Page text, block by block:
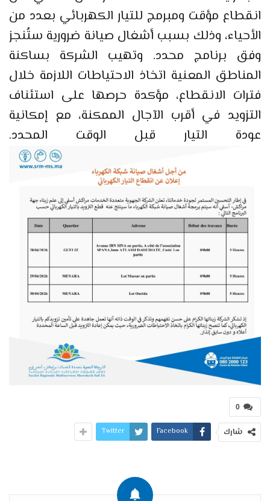
انقطاع مؤقت ومبرمج للتيار الكهربائي بعدد من
الأحياء، وذلك بسبب أشغال صيانة ضرورية ستُنجز
وفق برنامج محدد. وتهيب الشركة بساكنة
المناطق المعنية اتخاذ الاحتياطات اللازمة خلال
فترات الانقطاع، مؤكدة حرصها على استئناف
التزويد في أقرب الآجال الممكنة، مع إمكانية
عودة التيار قبل الوقت المحدد.
0
شارك Facebook
Twitter